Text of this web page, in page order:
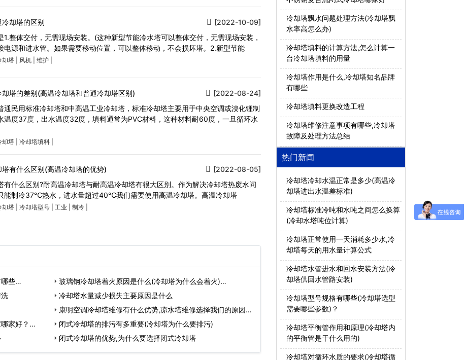
却塔的区别
[2022-10-09]
1.整体交付，无需现场安装。(这种新型节能冷水塔可以整体交付，无需现场安装，
电源和进水管。如果需要移动位置，可以整体移动，不会损坏塔。2.新型节能
却塔 风机 维护
塔的差别(高温冷却塔和普通冷却塔区别)
[2022-08-24]
通民用标准冷却塔和中高温工业冷却塔，标准冷却塔主要用于中央空调或溴化锂制
温度37度，出水温度32度，填料通常为PVC材料，这种材料耐60度，一旦循环水
却塔 冷却塔填料
有什么区别(高温冷却塔的优势)
[2022-08-05]
有什么区别?耐高温冷却塔与耐高温冷却塔有很大区别。作为解决冷却塔热废水问
能制冷37℃热水，进水量超过40℃我们需要使用高温冷却塔。高温冷却塔
却塔 冷却塔型号 工业 制冷
哪些…
玻璃钢冷却塔着火原因是什么(冷却塔为什么会着火)…
冷却塔水量减少损失主要原因是什么
康明空调冷却塔维修有什么优势,凉水塔维修选择我们的原因…
哪家好？…
闭式冷却塔的排污有多重要(冷却塔为什么要排污)
闭式冷却塔的优势,为什么要选择闭式冷却塔
冷却塔飘水问题处理方法(冷却塔飘
水率高怎么办)
冷却塔填料的计算方法,怎么计算一
台冷却塔填料的用量
冷却塔作用是什么,冷却塔知名品牌
有哪些
冷却塔填料更换改造工程
冷却塔维修注意事项有哪些,冷却塔
故障及处理方法总结
热门新闻
冷却塔冷却水温正常是多少(高温冷
却塔进出水温差标准)
冷却塔标准冷吨和水吨之间怎么换算
(冷却水塔吨位计算)
冷却塔正常使用一天消耗多少水,冷
却塔每天的用水量计算公式
冷却塔水管进水和回水安装方法(冷
却塔供回水管路安装)
冷却塔型号规格有哪些(冷却塔选型
需要哪些参数)？
冷却塔平衡管作用和原理(冷却塔内
的平衡管是干什么用的)
冷却塔对循环水质的要求(冷却塔循